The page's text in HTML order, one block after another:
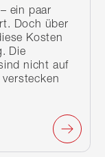
ein paar
Doch über
Kosten
Die
nicht auf